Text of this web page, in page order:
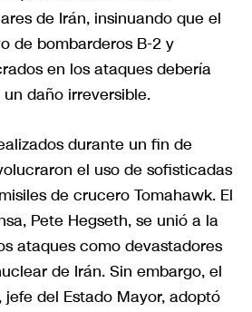
de Irán, insinuando que el
de bombarderos B-2 y
en los ataques debería
daño irreversible.
durante un fin de
el uso de sofisticadas
de crucero Tomahawk. El
Pete Hegseth, se unió a la
ataques como devastadores
de Irán. Sin embargo, el
del Estado Mayor, adoptó